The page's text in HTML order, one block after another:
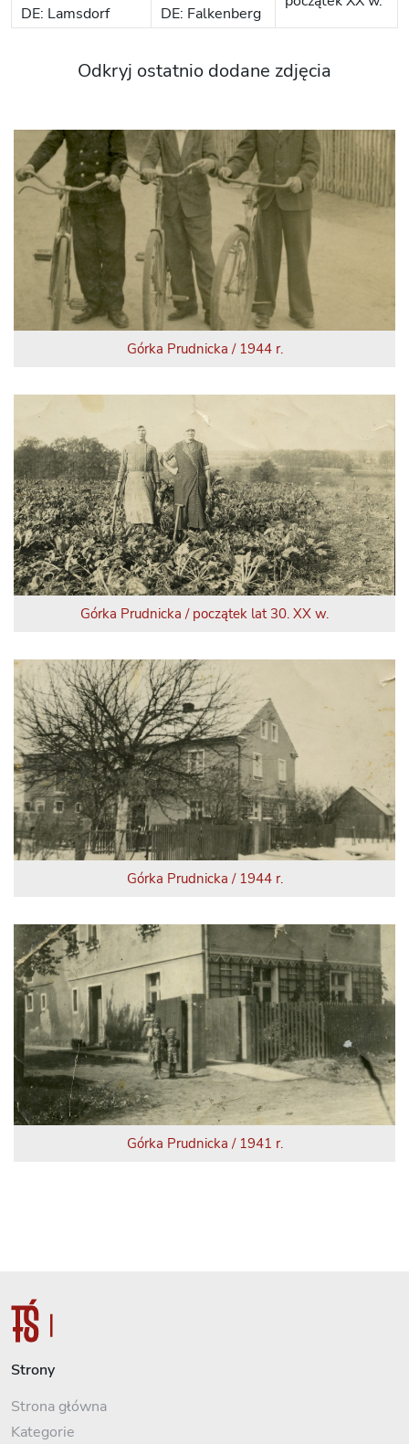
DE: Lamsdorf
DE: Falkenberg
Odkryj ostatnio dodane zdjęcia
Górka Prudnicka / 1944 r.
Górka Prudnicka / początek lat 30. XX w.
Górka Prudnicka / 1944 r.
Górka Prudnicka / 1941 r.
Strony
Strona główna
Kategorie